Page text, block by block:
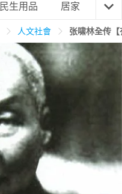
養生保健 民生用品
運動休閒
化妝保養 情趣用品
民生用品 居家 3C
人文社會 张啸林全传【